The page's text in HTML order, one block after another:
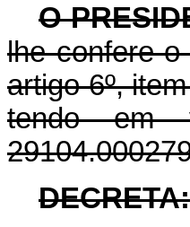
O
lhe confere
artigo 6º,
tendo em
DECRETA: